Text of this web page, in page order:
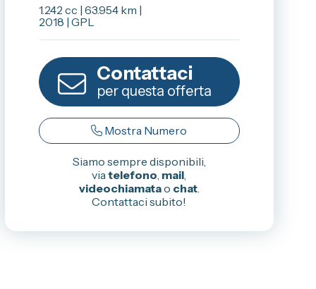
1.242 cc | 63.954 km |
2018 | GPL
Contattaci
per questa offerta
Mostra Numero
Siamo sempre disponibili,
viatelefono mail
videochiamatao chat.
Contattaci subito!